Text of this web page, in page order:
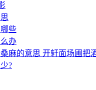
些
办
麻的意思 开轩面场圃把
?